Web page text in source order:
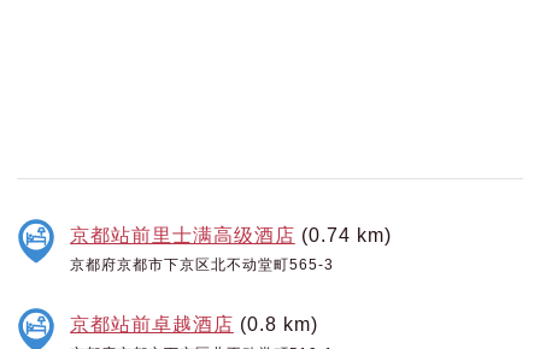
京都站前里士满高级酒店 (0.74 km)
京都府京都市下京区北不动堂町565-3
京都站前卓越酒店 (0.8 km)